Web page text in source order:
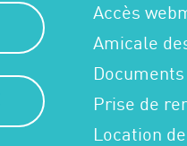
Accès
Amicale
Prise de
Location